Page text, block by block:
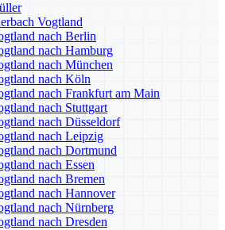
Vogtland
nach Berlin
nach Hamburg
nach München
nach Köln
nach Frankfurt am Main
nach Stuttgart
nach Düsseldorf
nach Leipzig
nach Dortmund
nach Essen
nach Bremen
nach Hannover
nach Nürnberg
nach Dresden